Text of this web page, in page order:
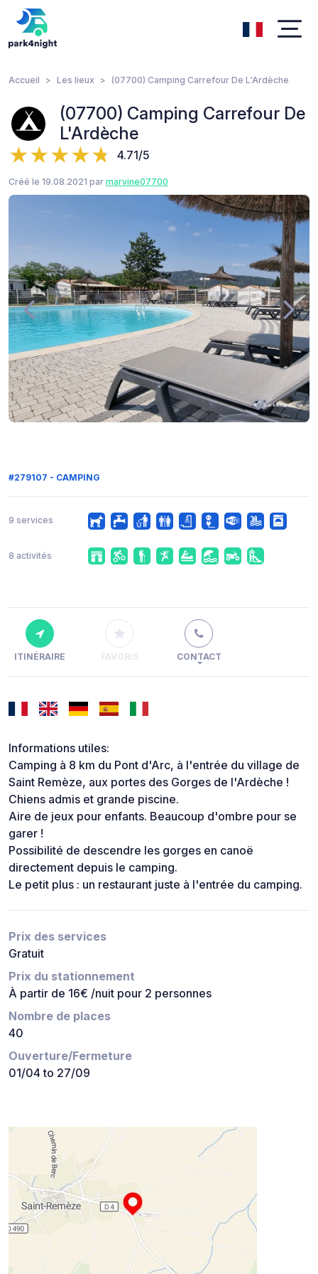
Accueil Les lieux (07700) Camping Carrefour De L'Ardèche
(07700) Camping Carrefour De
L'Ardèche
4.71/5
Créé le 19.08.2021 par marvine07700
#279107 - CAMPING
9 services
8 activités
ITINÉRAIRE FAVORIS CONTACT
Informations utiles:
Camping à 8 km du Pont d'Arc, à l'entrée du village de
Saint Remèze, aux portes des Gorges de l'Ardèche !
Chiens admis et grande piscine.
Aire de jeux pour enfants. Beaucoup d'ombre pour se
garer !
Possibilité de descendre les gorges en canoë
directement depuis le camping.
Le petit plus : un restaurant juste à l'entrée du camping.
Prix des services
Gratuit
Prix du stationnement
À partir de 16€ /nuit pour 2 personnes
Nombre de places
40
Ouverture/Fermeture
01/04 to 27/09